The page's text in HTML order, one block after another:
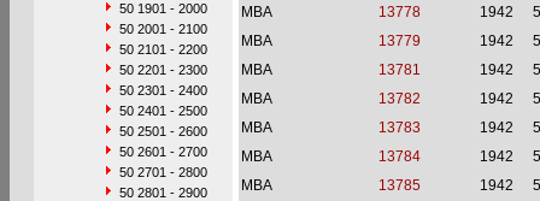
50 1901 - 2000
50 2001 - 2100
50 2101 - 2200
50 2201 - 2300
50 2301 - 2400
50 2401 - 2500
50 2501 - 2600
50 2601 - 2700
50 2701 - 2800
50 2801 - 2900
MBA
13778 1942
MBA
13779 1942
MBA
13781 1942
MBA
13782 1942
MBA
13783 1942
MBA
13784 1942
MBA
13785 1942